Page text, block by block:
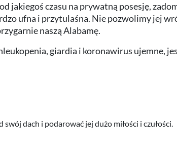
jakiegoś czasu na prywatną posesję,
ufna i przytulaśna. Nie pozwolimy jej
naszą Alabamę.
giardia i koronawirus ujemne,
dach i podarować jej dużo miłości i czułości.